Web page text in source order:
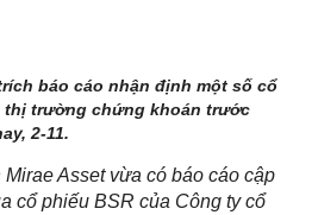
báo cáo nhận định một số cổ
thị trường chứng khoán trước
2-11.
Asset vừa có báo cáo cập
cổ phiếu BSR của Công ty cổ